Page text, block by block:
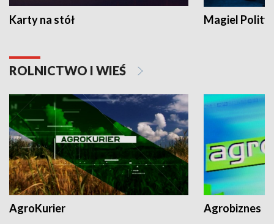
Karty na stół Magiel
ROLNICTWO I WIEŚ
AgroKurier Agrobiznes